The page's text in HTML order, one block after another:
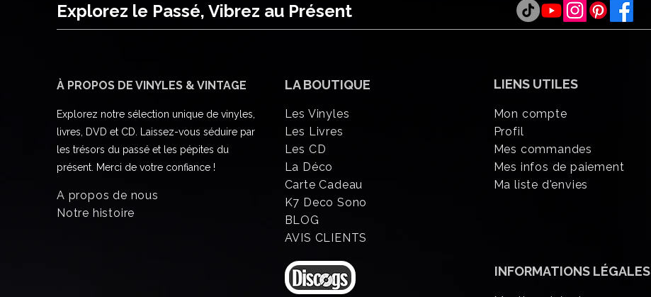
Explorez le Passé, Vibrez au Présent
À PROPOS DE VINYLES & VINTAGE
Explorez notre sélection unique de vinyles,
livres, DVD et CD. Laissez-vous séduire par
les trésors du passé et les pépites du
présent. Merci de votre confiance !
A propos de nous
Notre histoire
LA BOUTIQUE
Les Vinyles
Les Livres
Les CD
La Déco
Carte Cadeau
K7 Deco Sono
BLOG
AVIS CLIENTS
LIENS UTILES
Mon compte
Profil
Mes commandes
Mes infos de paiement
Ma liste d'envies
INFORMATIONSLÉGALES